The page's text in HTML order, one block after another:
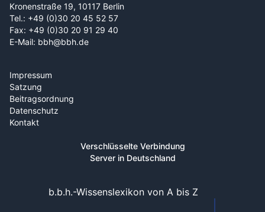
Kronenstraße 19, 10117 Berlin
Tel.: +49 (0)30 20 45 52 57
Fax: +49 (0)30 20 91 29 40
E-Mail: bbh@bbh.de
Impressum
Satzung
Beitragsordnung
Datenschutz
Kontakt
Verschlüsselte Verbindung
Server in Deutschland
b.b.h.-Wissenslexikon von A bis Z